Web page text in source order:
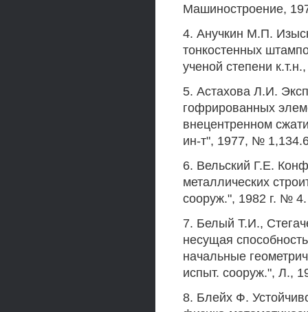
Машиностроение,
4. Анучкин М.П.
тонкостенных
ученой степени
5. Астахова Л.И.
гофрированных
внецентренном
ин-т", 1977, №
6. Вельский Г.Е.
металлических
сооруж.", 1982 г. № 4.
7. Белый Т.И.,
несущая
начальные
испыт. сооруж.", Л.,
8. Блейх Ф.